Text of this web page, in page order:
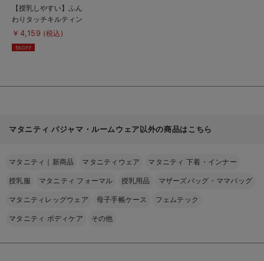
商
品
詳
を
見
る
【授乳しやすい】ふん
わりタッチキルティン
グネグリジェガウン
￥4,159 (税込)
5%OFF
マタニティ パジャマ・ルームウェア以外の商品はこちら
マタニティ｜新商品 マタニティウェア マタニティ 下着・インナー
授乳服 マタニティ フォーマル 授乳用品 マザーズバッグ・ママバッグ
マタニティレッグウェア 母子手帳ケース フェムテック
マタニティ ボディケア その他